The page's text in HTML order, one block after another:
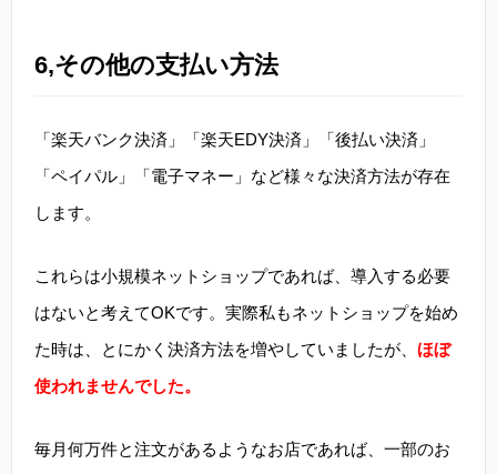
6,その他の支払い方法
「楽天バンク決済」「楽天EDY決済」「後払い決済」
「ペイパル」「電子マネー」など様々な決済方法が存在
します。
これらは小規模ネットショップであれば、導入する必要
はないと考えてOKです。実際私もネットショップを始め
た時は、とにかく決済方法を増やしていましたが、 ほぼ
使われませんでした。
毎月何万件と注文があるようなお店であれば、一部のお